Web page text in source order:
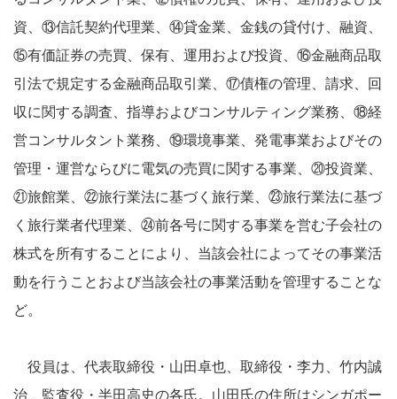
資、⑬信託契約代理業、⑭貸金業、金銭の貸付け、融資、
⑮有価証券の売買、保有、運用および投資、⑯金融商品取
引法で規定する金融商品取引業、⑰債権の管理、請求、回
収に関する調査、指導およびコンサルティング業務、⑱経
営コンサルタント業務、⑲環境事業、発電事業およびその
管理・運営ならびに電気の売買に関する事業、⑳投資業、
㉑旅館業、㉒旅行業法に基づく旅行業、㉓旅行業法に基づ
く旅行業者代理業、㉔前各号に関する事業を営む子会社の
株式を所有することにより、当該会社によってその事業活
動を行うことおよび当該会社の事業活動を管理することな
ど。
役員は、代表取締役・山田卓也、取締役・李力、竹内誠
治、監査役・半田高史の各氏。山田氏の住所はシンガポー